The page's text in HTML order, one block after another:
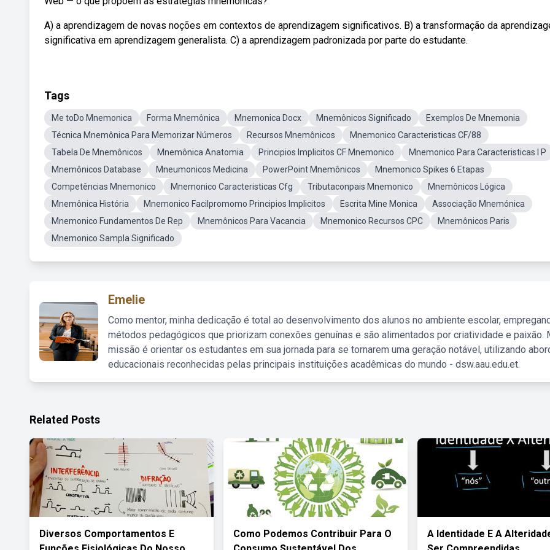
A) a aprendizagem de novas noções em contextos de aprendizagem significativos. B) a transformação da
significativa em aprendizagem generalista. C) a aprendizagem padronizada por parte do estudante.
Tags
Me toDo Mnemonica Forma Mnemônica Mnemonica Docx Mnemônicos Significado
Exemplos De Mnemonia
Técnica Mnemônica Para Memorizar Números
Recursos Mnemônicos
Mnemonico Caracteristicas CF/88
Tabela De Mnemônicos
Mnemônica Anatomia Principios Implicitos CF Mnemonico
Mnemonico Para Caracteristicas I P
Mnemônicos Database
Mneumonicos Medicina PowerPoint Mnemônicos
Mnemonico Spikes 6 Etapas
Competências Mnemonico
Mnemonico Caracteristicas Cfg Tributaconpais Mnemonico
Mnemônicos Lógica
Mnemônica História
Mnemonico Facilpromomo Principios Implicitos Escrita Mine Monica
Associação Mnemónica
Mnemonico Fundamentos De Rep
Mnemônicos Para Vacancia Mnemonico Recursos CPC
Mnemônicos Paris
Mnemonico Sampla Significado
Emelie
Como mentor, minha dedicação é total ao desenvolvimento dos alunos no ambiente escolar,
métodos pedagógicos que priorizam conexões genuínas e são alimentados por criatividade e paixão.
missão é orientar os estudantes em sua jornada para se tornarem uma geração notável, utilizando
educacionais reconhecidas pelas principais instituições acadêmicas do mundo - dsw.aau.edu.et.
Related Posts
Diversos Comportamentos E
Como Podemos Contribuir Para O
A Identidade E A